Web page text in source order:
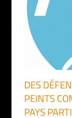
DES
PEINTS
PAYS